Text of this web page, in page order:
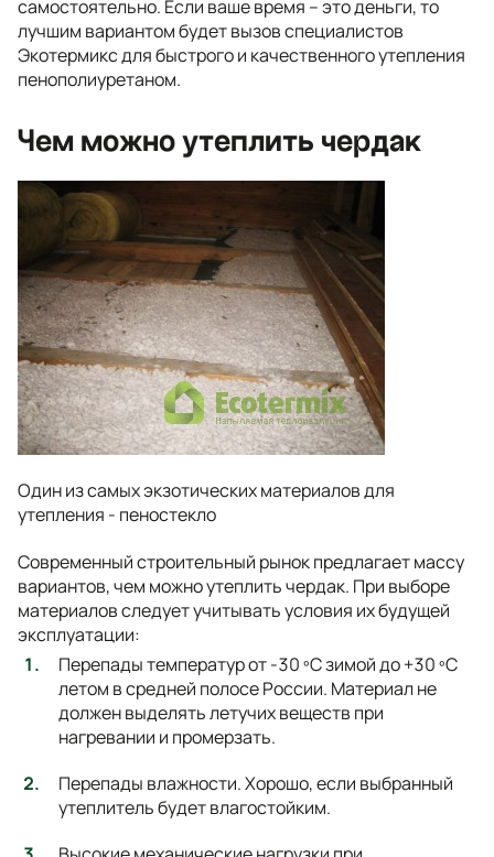
самостоятельно. Если ваше время – это деньги, то
лучшим вариантом будет вызов специалистов
Экотермикс для быстрого и качественного утепления
пенополиуретаном.
Чем можно утеплить чердак
Один из самых экзотических материалов для
утепления - пеностекло
Современный строительный рынок предлагает массу
вариантов, чем можно утеплить чердак. При выборе
материалов следует учитывать условия их будущей
эксплуатации:
Перепады температур от -30 ºС зимой до +30 ºС
летом в средней полосе России. Материал не
должен выделять летучих веществ при
нагревании и промерзать.
Перепады влажности. Хорошо, если выбранный
утеплитель будет влагостойким.